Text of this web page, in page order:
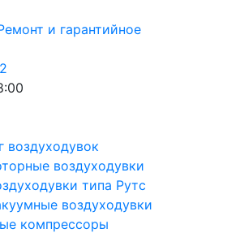
и гарантийное
воздуходувок
воздуходувки
типа Рутс
воздуходувки
компрессоры